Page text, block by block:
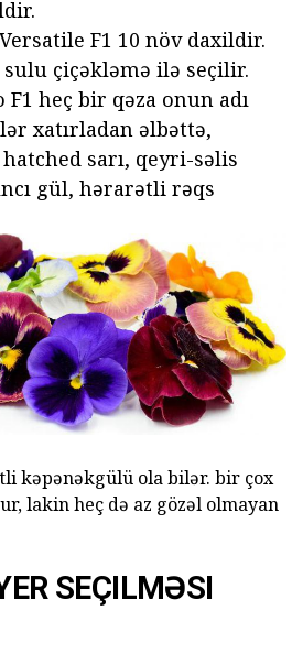
F1 10 növ daxildir.
çiçəkləmə ilə seçilir.
F1 heç bir qəza onun adı
xatırladan əlbəttə,
sarı, qeyri-səlis
gül, hərarətli rəqs
kəpənəkgülü ola bilər. bir çox
lakin heç də az gözəl olmayan
SEÇILMƏSI